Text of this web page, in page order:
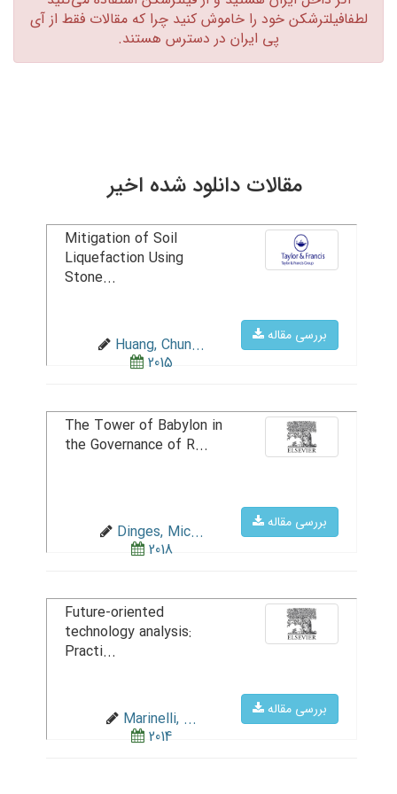
لطفافیلترشکن خود را خاموش کنید چرا که مقالات فقط از آی
پی ایران در دسترس هستند.‏
مقالات دانلود شده اخیر
بررسی مقاله
Mitigation of Soil
Liquefaction Using
Stone...
Huang, Chun...
2015
بررسی مقاله
The Tower of Babylon in
the Governance of R...
Dinges, Mic...
2018
بررسی مقاله
Future-oriented
technology analysis:
Practi...
Marinelli, ...
2014